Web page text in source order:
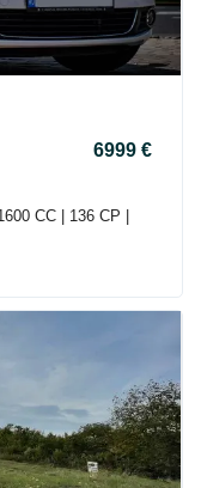
6999 €
CC | 136 CP |